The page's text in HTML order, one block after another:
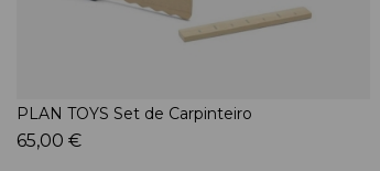
PLAN TOYS Set de Carpinteiro
65,00 €